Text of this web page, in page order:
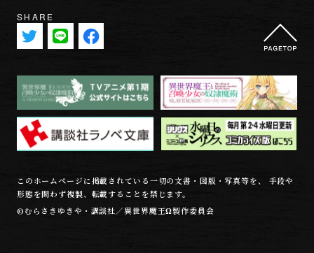
SHARE
このホームページに掲載されている一切の文書・図版・写真等を、 手段や
形態を問わず複製、転載することを禁じます。
©むらさきゆきや・講談社／異世界魔王Ω製作委員会